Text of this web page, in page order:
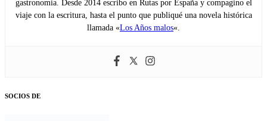
gastronomía. Desde 2014 escribo en Rutas por España y compagino el
viaje con la escritura, hasta el punto que publiqué una novela histórica
llamada «Los Años malos«.
SOCIOS DE